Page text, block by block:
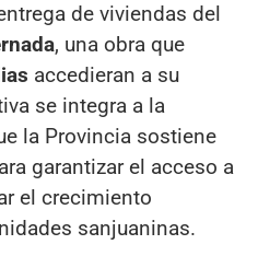
de viviendas del
, una obra que
accedieran a su
se integra a la
la Provincia sostiene
garantizar el acceso a
el crecimiento
sanjuaninas.